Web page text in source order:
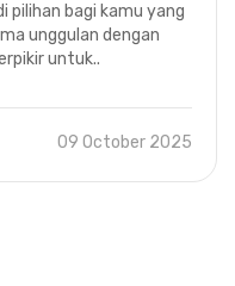
pilihan bagi kamu yang
unggulan dengan
untuk..
09 October 2025